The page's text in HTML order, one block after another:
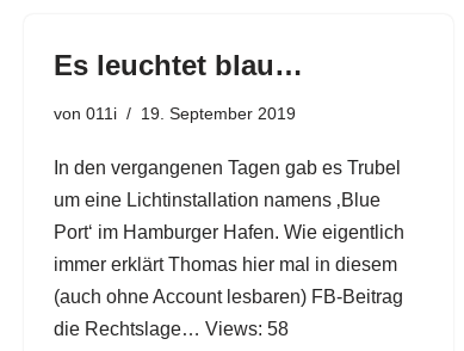
Es leuchtet blau…
von 011i 19. September 2019
In den vergangenen Tagen gab es Trubel
um eine Lichtinstallation namens ‚Blue
Port‘ im Hamburger Hafen. Wie eigentlich
immer erklärt Thomas hier mal in diesem
(auch ohne Account lesbaren) FB-Beitrag
die Rechtslage… Views: 58